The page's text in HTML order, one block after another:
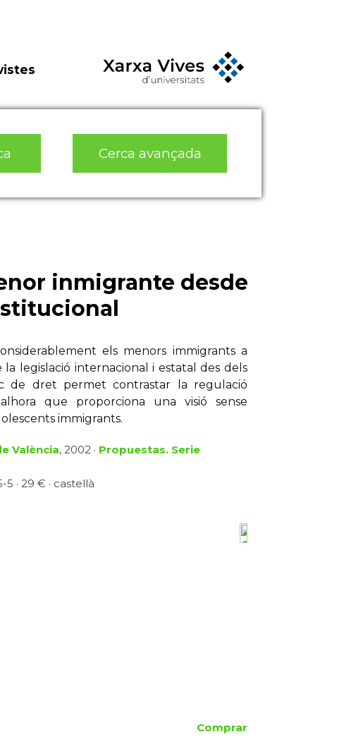
Cerca avançada
inmigrante desde
els menors immigrants a
legislació internacional i estatal des dels
de dret permet contrastar la regulació
que proporciona una visió sense
immigrants.
València, 2002 · Propuestas. Serie
5 · 29 € · castellà
Comprar